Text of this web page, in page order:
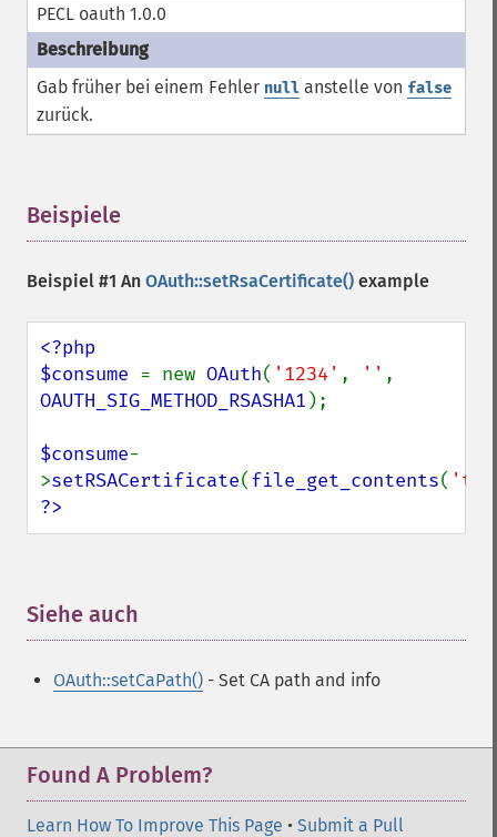
PECL oauth 1.0.0
Gab früher bei einem Fehler null anstelle von false
zurück.
Beispiele
Beispiel #1 An OAuth::setRsaCertificate() example
<?php
$consume = new OAuth( '1234' , ''
OAUTH_SIG_METHOD_RSASHA1 );
$consume-
>setRSACertificate(file_get_contents(
?>
Siehe auch
OAuth::setCaPath() - Set CA path and info
Found A Problem?
Learn How To Improve This Page • Submit a Pull